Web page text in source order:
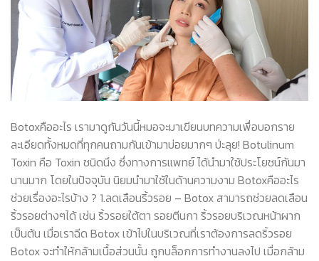
Botoxคืออะไร เรามาดูกันวันนี้หมอจะมาเขียนบทความเพื่อบอกราย
ละเอียดทั้งหมดที่ทุกคนถามกันเข้ามาบ่อยมากๆ ป่ะลุย! Botulinum
Toxin คือ Toxin ชนิดนึง ซึ่งทางการแพทย์ ได้นำมาใช้ประโยชน์กันมา
นานมาก โดยในปัจจุบัน นิยมนำมาใช้ในด้านความงาม Botoxคืออะไร
ช่วยเรื่องอะไรบ้าง ? 1.ลดเลือนริ้วรอย – Botox สามารถช่วยลดเลือน
ริ้วรอยต่างๆได้ เช่น ริ้วรอยใต้ตา รอยตีนกา ริ้วรอยบริเวณหน้าผาก
เป็นต้น เมื่อเราฉีด Botox เข้าไปในบริเวณที่เราต้องการลดริ้วรอย
Botox จะทำให้กล้ามเนื้อส่วนนั้น ถูกบล็อกการทำงานลงไป เมื่อกล้าม